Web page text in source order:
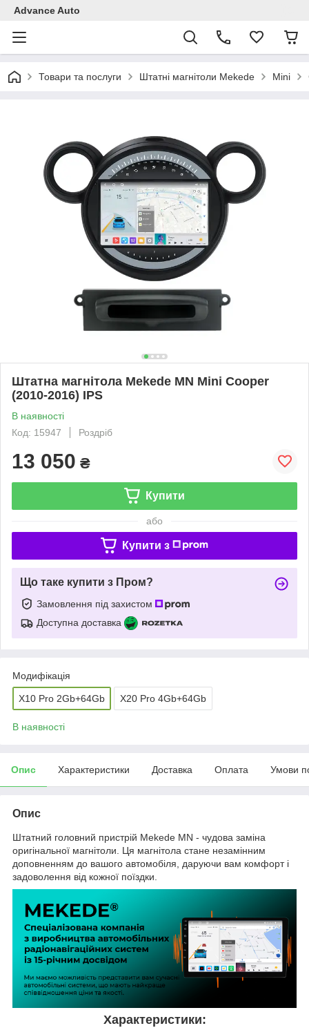
Advance Auto
Товари та послуги Штатні магнітоли Mekede Mini
Штатна магнітола Mekede MN Mini Cooper
(2010-2016) IPS
В наявності
Код: 15947
Роздріб
13 050 ₴
Купити
або
Купити з
Що таке купити з Пром?
Замовлення під захистом
Доступна доставка
Модифікація
X10 Pro 2Gb+64Gb X20 Pro 4Gb+64Gb
В наявності
Опис Характеристики Доставка Оплата Умови
Опис
Штатний головний пристрій Mekede MN - чудова заміна
оригінальної магнітоли. Ця магнітола стане незамінним
доповненням до вашого автомобіля, даруючи вам комфорт і
задоволення від кожної поїздки.
Характеристики: